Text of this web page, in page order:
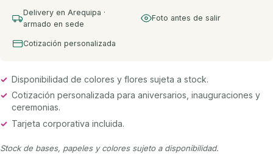
Delivery en Arequipa ·
armado en sede
Foto antes de salir
Cotización personalizada
✓ Disponibilidad de colores y flores sujeta a stock.
✓ Cotización personalizada para aniversarios, inauguraciones y
ceremonias.
✓ Tarjeta corporativa incluida.
Stock de bases, papeles y colores sujeto a disponibilidad.